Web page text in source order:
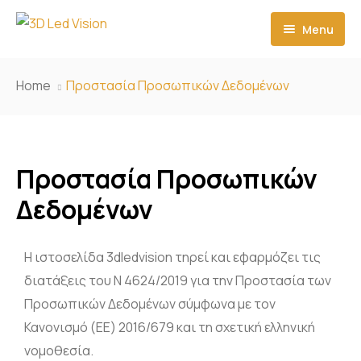
Menu
Προϊόντα
3D Led Οθόνες
Μικρής κλίμακας LED οθόνη
P1.923 Οθόνη LED μικρών εικονοστοιχείων
P1.875 Οθόνη LED μικρών εικονοστοιχείων
Εξωτερική LED οθόνη
Οθόνη LED 3D γυμνού οφθαλμού
Εσωτερική LED οθόνη
Έξυπνο φιλμ
Light Box
Βιτρίνες Καταστημάτων
Προβολείς GoboPro
Νέα
Επικοινωνία
Home Προστασία Προσωπικών Δεδομένων
Προστασία Προσωπικών
Δεδομένων
Η ιστοσελίδα 3dledvision τηρεί και εφαρμόζει τις
διατάξεις του Ν 4624/2019 για την Προστασία των
Προσωπικών Δεδομένων σύμφωνα με τον
Κανονισμό (ΕΕ) 2016/679 και τη σχετική ελληνική
νομοθεσία.